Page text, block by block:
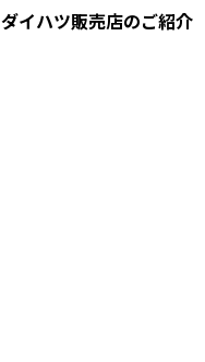
ダイハツ販売店のご紹介